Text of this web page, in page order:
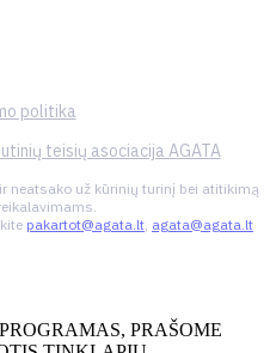
politika
teisių asociacija AGATA
ir neatsako už kūrinių turinį bei atitikimą
pakartot@agata.lt, agata@agata.lt
PRAŠOME